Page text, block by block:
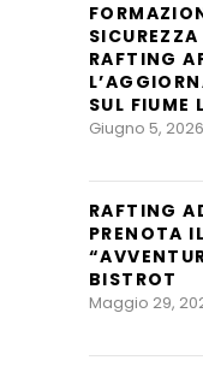
RAFTING
SUL FIUME
Giugno 5, 2026
RAFTING
PRENOTA
BISTROT
Maggio 29,